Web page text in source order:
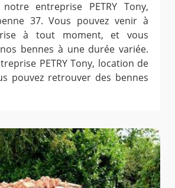
entreprise PETRY Tony,
37. Vous pouvez venir à
à tout moment, et vous
bennes à une durée variée.
PETRY Tony, location de
pouvez retrouver des bennes